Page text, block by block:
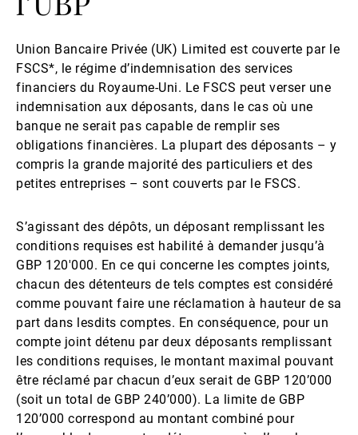
Union Bancaire Privée (UK) Limited est couverte par le
FSCS*, le régime d’indemnisation des services
financiers du Royaume-Uni. Le FSCS peut verser une
indemnisation aux déposants, dans le cas où une
banque ne serait pas capable de remplir ses
obligations financières. La plupart des déposants – y
compris la grande majorité des particuliers et des
petites entreprises – sont couverts par le FSCS.
S’agissant des dépôts, un déposant remplissant les
conditions requises est habilité à demander jusqu’à
GBP 120'000. En ce qui concerne les comptes joints,
chacun des détenteurs de tels comptes est considéré
comme pouvant faire une réclamation à hauteur de sa
part dans lesdits comptes. En conséquence, pour un
compte joint détenu par deux déposants remplissant
les conditions requises, le montant maximal pouvant
être réclamé par chacun d’eux serait de GBP 120’000
(soit un total de GBP 240’000). La limite de GBP
120’000 correspond au montant combiné pour